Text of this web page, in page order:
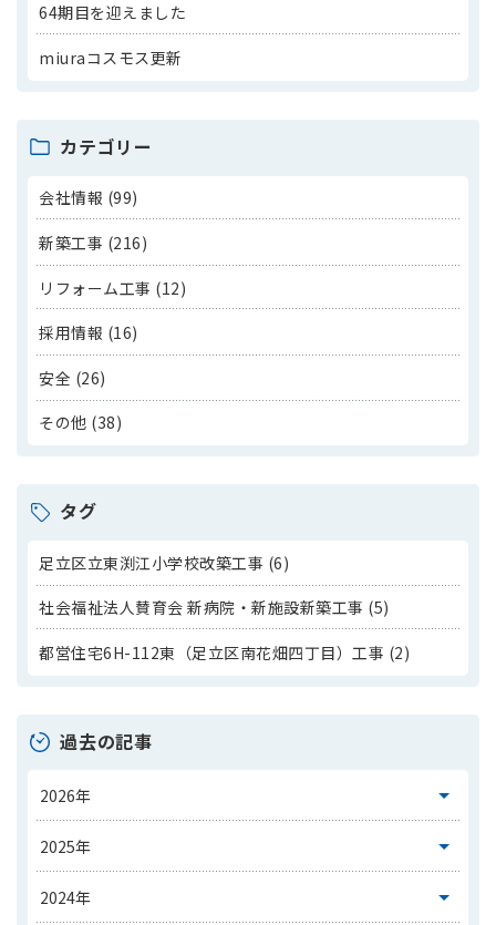
64期目を迎えました
miuraコスモス更新
カテゴリー
会社情報 (99)
新築工事 (216)
リフォーム工事 (12)
採用情報 (16)
安全 (26)
その他 (38)
タグ
足立区立東渕江小学校改築工事 (6)
社会福祉法人賛育会 新病院・新施設新築工事 (5)
都営住宅6H-112東（足立区南花畑四丁目）工事 (2)
過去の記事